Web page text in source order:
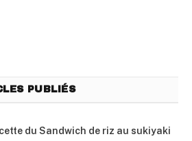
PUBLIÉS
du Sandwich de riz au sukiyaki